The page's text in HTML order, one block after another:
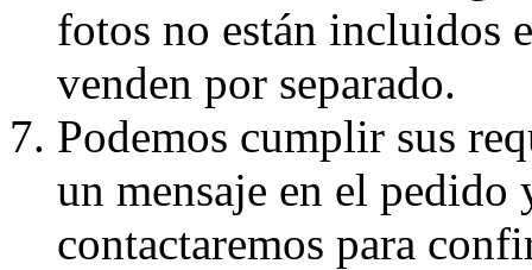
fotos no están incluidos
venden por separado.
Podemos cumplir sus
un mensaje en el pedido
contactaremos para